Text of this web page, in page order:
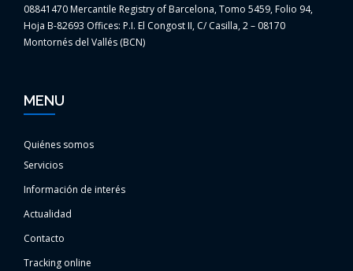
08841470 Mercantile Registry of Barcelona, Tomo 5459, Folio 94,
Hoja B-82693 Offices: P.I. El Congost II, C/ Casilla, 2 – 08170
Montornés del Vallés (BCN)
MENU
Quiénes somos
Servicios
Información de interés
Actualidad
Contacto
Tracking online